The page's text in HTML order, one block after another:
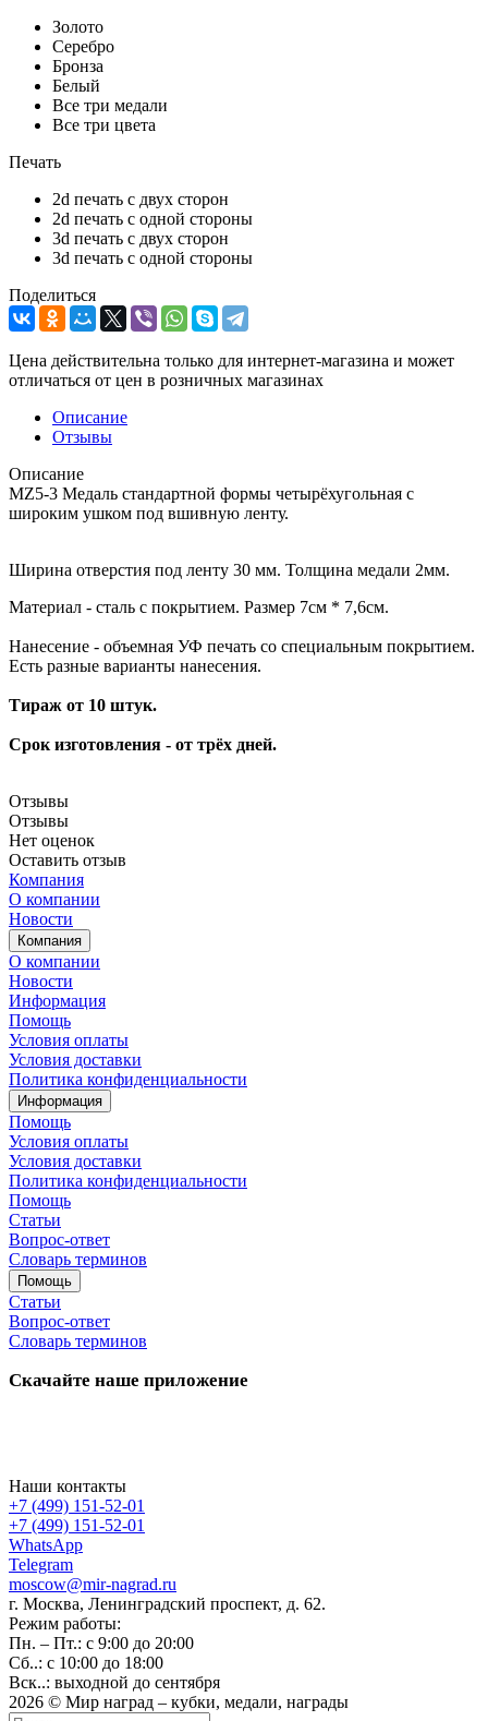
Золото
Серебро
Бронза
Белый
Все три медали
Все три цвета
Печать
2d печать с двух сторон
2d печать с одной стороны
3d печать с двух сторон
3d печать с одной стороны
Поделиться
Цена действительна только для интернет-магазина и может
отличаться от цен в розничных магазинах
Описание
Отзывы
Описание
MZ5-3 Медаль стандартной формы четырёхугольная с
широким ушком под вшивную ленту.
Ширина отверстия под ленту 30 мм. Толщина медали 2мм.
Материал - сталь с покрытием. Размер 7см * 7,6см.
Нанесение - объемная УФ печать со специальным покрытием.
Есть разные варианты нанесения.
Тираж от 10 штук.
Срок изготовления - от трёх дней.
Отзывы
Отзывы
Нет оценок
Оставить отзыв
Компания
О компании
Новости
Компания
О компании
Новости
Информация
Помощь
Условия оплаты
Условия доставки
Политика конфиденциальности
Информация
Помощь
Условия оплаты
Условия доставки
Политика конфиденциальности
Помощь
Статьи
Вопрос-ответ
Словарь терминов
Помощь
Статьи
Вопрос-ответ
Словарь терминов
Скачайте наше приложение
Наши контакты
+7 (499) 151-52-01
+7 (499) 151-52-01
WhatsApp
Telegram
moscow@mir-nagrad.ru
г. Москва, Ленинградский проспект, д. 62.
Режим работы:
Пн. – Пт.: с 9:00 до 20:00
Сб..: с 10:00 до 18:00
Вск..: выходной до сентября
2026 © Мир наград – кубки, медали, награды